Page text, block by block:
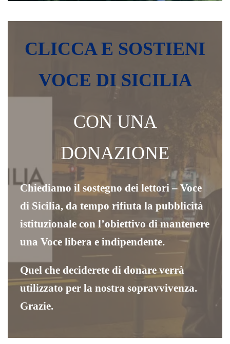
CLICCA E SOSTIENI
VOCE DI SICILIA
CON UNA
DONAZIONE
Chiediamo il sostegno dei lettori – Voce
di Sicilia, da tempo rifiuta la pubblicità
istituzionale con l’obiettivo di mantenere
una Voce libera e indipendente.
Quel che deciderete di donare verrà
utilizzato per la nostra sopravvivenza.
Grazie.